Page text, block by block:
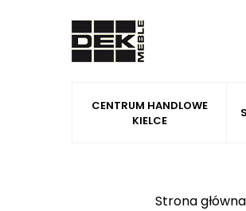
CENTRUM HANDLOWE
KIELCE
Strona główna